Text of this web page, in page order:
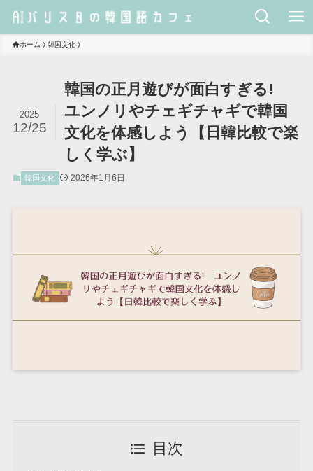
ホーム 韓国文化
韓国の正月遊びが面白すぎる!
ユンノリやチェギチャギで韓国
文化を体感しよう【日韓比較で楽
しく学ぶ】
2025
12/25
韓国文化 2026年1月6日
目次